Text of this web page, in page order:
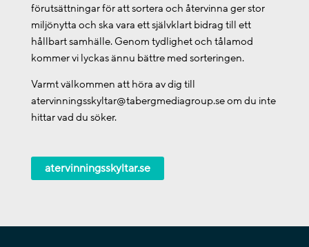
förutsättningar för att sortera och återvinna ger stor
miljönytta och ska vara ett självklart bidrag till ett
hållbart samhälle. Genom tydlighet och tålamod
kommer vi lyckas ännu bättre med sorteringen.
Varmt välkommen att höra av dig till
atervinningsskyltar@tabergmediagroup.se om du inte
hittar vad du söker.
atervinningsskyltar.se